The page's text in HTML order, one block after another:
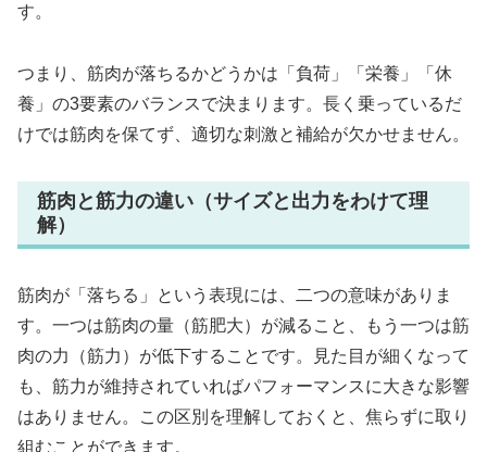
す。
つまり、筋肉が落ちるかどうかは「負荷」「栄養」「休
養」の3要素のバランスで決まります。長く乗っているだ
けでは筋肉を保てず、適切な刺激と補給が欠かせません。
筋肉と筋力の違い（サイズと出力をわけて理
解）
筋肉が「落ちる」という表現には、二つの意味がありま
す。一つは筋肉の量（筋肥大）が減ること、もう一つは筋
肉の力（筋力）が低下することです。見た目が細くなって
も、筋力が維持されていればパフォーマンスに大きな影響
はありません。この区別を理解しておくと、焦らずに取り
組むことができます。